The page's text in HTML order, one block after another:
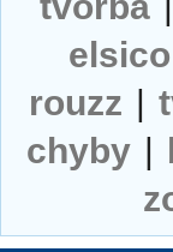
elsico
rouzz |
chyby |